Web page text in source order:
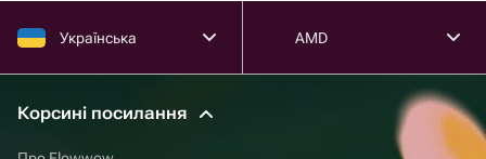
Українська AMD
Корсині посилання